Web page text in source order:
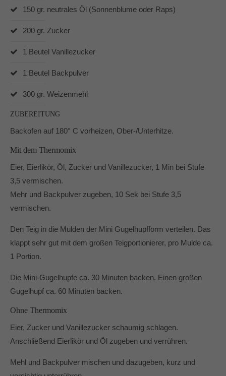
150 gr. neutrales Öl (Sonnenblume oder Raps)
200 gr. Zucker
1 Beutel Vanillezucker
1 Beutel Backpulver
300 gr. Weizenmehl
ZUBEREITUNG
Backofen auf 180° C vorheizen, Ober-/Unterhitze.
Mit dem Thermomix
Eier, Eierlikör, Öl, Zucker und Vanillezucker, 1 Min bei Stufe
3,5 vermischen.
Mehr und Backpulver zugeben, 10 Sek bei Stufe 3,5
vermischen.
Den Teig in die Mulden der Mini Gugelhupfform verteilen. Das
klappt sehr gut mit dem großen Teigportionierer, pro Mulde ca.
1 Portion.
Die Mini-Gugelhupfe ca. 30 Minuten backen. Einen großen
Gugelhupf ca. 60 Minuten backen.
Ohne Thermomix
Eier, Zucker und Vanillezucker schaumig schlagen.
Anschließend Eierlikör und Öl zugeben und verrühren.
Mehl und Backpulver mischen und dazugeben, kurz und